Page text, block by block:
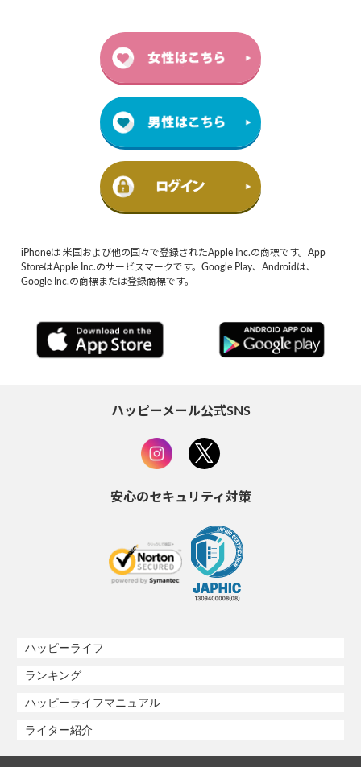
iPhoneは 米国および他の国々で登録されたApple Inc.の商標です。App
StoreはApple Inc.のサービスマークです。Google Play、Androidは、
Google Inc.の商標または登録商標です。
ハッピーメール公式SNS
安心のセキュリティ対策
ハッピーライフ
ランキング
ハッピーライフマニュアル
ライター紹介